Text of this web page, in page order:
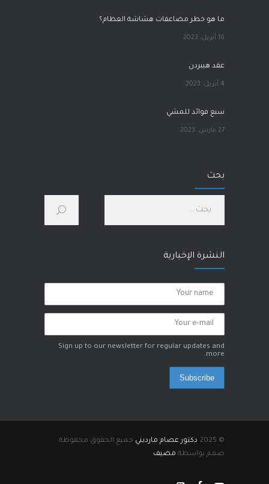
ما هو خطر مضاعفات هشاشة العظام؟
16 أبريل، 2023
عقد هيبردن
4 أبريل، 2023
سبع فوائد للمشي
27 مارس، 2023
1 مارس، 2023
كيف أحسّن صحتي الجسدية والنفسية؟
بحث
النشرة الإخبارية
Sign up to our newsletter for regular updates and
more.
Subscribe
© 2025 دكتور عصام مارديني جميع الحقوق محفوظة
صمم بواسطة مضيف